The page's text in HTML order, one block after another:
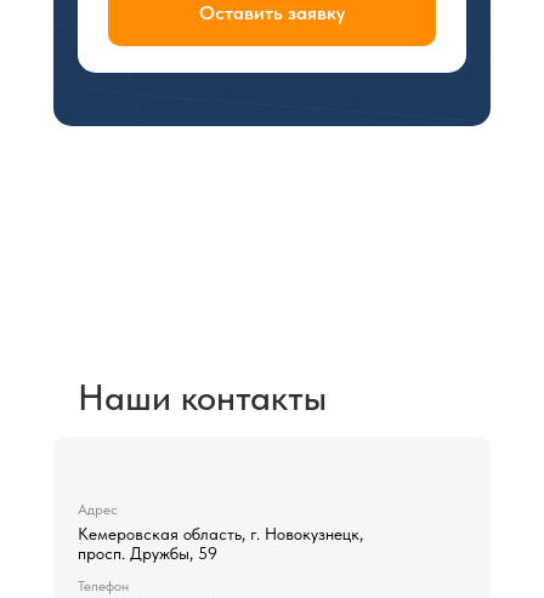
Оставить заявку
Наши контакты
Адрес
Кемеровская область, г. Новокузнецк,
просп. Дружбы, 59
Телефон